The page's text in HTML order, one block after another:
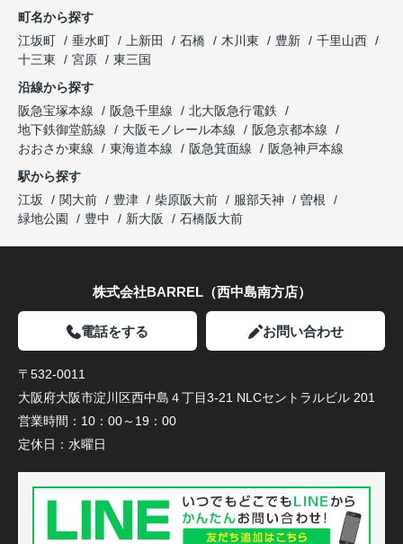
町名から探す
江坂町
垂水町 上新田 石橋 木川東 豊新
千里山西
十三東
宮原
東三国
沿線から探す
阪急宝塚本線
阪急千里線
北大阪急行電鉄
地下鉄御堂筋線
大阪モノレール本線
阪急京都本線
おおさか東線
東海道本線 阪急箕面線
阪急神戸本線
駅から探す
江坂
関大前 豊津 柴原阪大前 服部天神
曽根
緑地公園
豊中 新大阪 石橋阪大前
株式会社BARREL（西中島南方店）
電話をする お問い合わせ
〒532-0011
大阪府大阪市淀川区西中島４丁目3-21 NLCセントラルビル 201
営業時間： 10：00～19：00
定休日： 水曜日